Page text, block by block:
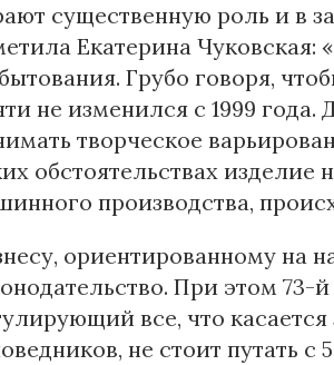
существенную роль и в
Екатерина Чуковская:
Грубо говоря,
не изменился с 1999 года.
творческое
обстоятельствах
производства,
ориентированному на
При этом 73-
все, что
не стоит путать